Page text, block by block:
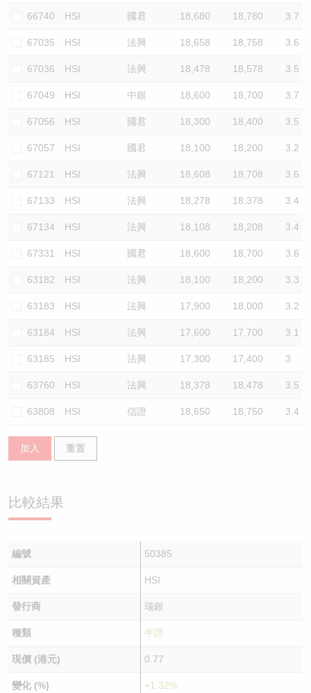
66740 HSI 國君 18,680 18,780 3.7
67035 HSI 法興 18,658 18,758 3.6
67036 HSI 法興 18,478 18,578 3.5
67049 HSI 中銀 18,600 18,700 3.7
67056 HSI 國君 18,300 18,400 3.5
67057 HSI 國君 18,100 18,200 3.2
67121 HSI 法興 18,608 18,708 3.6
67133 HSI 法興 18,278 18,378 3.4
67134 HSI 法興 18,108 18,208 3.4
67331 HSI 國君 18,600 18,700 3.6
63182 HSI 法興 18,100 18,200 3.3
63183 HSI 法興 17,900 18,000 3.2
63184 HSI 法興 17,600 17,700 3.1
63185 HSI 法興 17,300 17,400 3
63760 HSI 法興 18,378 18,478 3.5
63808 HSI 信證 18,650 18,750 3.4
加入 重置
比較結果
編號 50385
相關資產 HSI
發行商 瑞銀
種類 牛證
現價 (港元) 0.77
變化 (%) +1.32%